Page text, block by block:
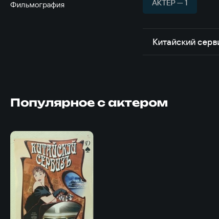
Фильмография АКТЁР — 1
Китайский
Популярное с актером